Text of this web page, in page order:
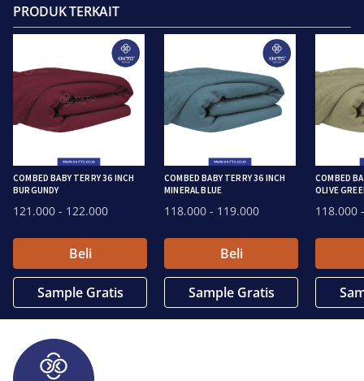
PRODUK TERKAIT
COMBED BABY TERRY 36 INCH
BURGUNDY
121.000 - 122.000
Beli
Sample Gratis
COMBED BABY TERRY 36 INCH
MINERAL BLUE
118.000 - 119.000
Beli
Sample Gratis
COMBED
OLIVE
118.000